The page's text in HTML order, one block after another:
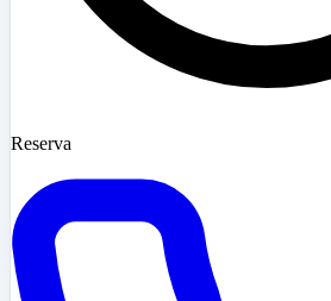
Reserva